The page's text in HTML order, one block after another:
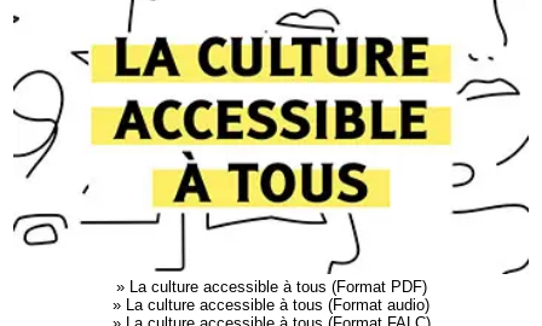
»
La culture accessible à tous (Format PDF)
»
La culture accessible à tous (Format audio)